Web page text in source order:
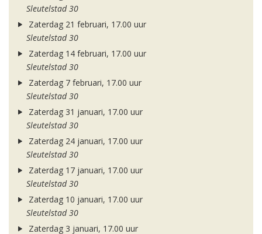
Sleutelstad 30
Zaterdag 21 februari, 17.00 uur
Sleutelstad 30
Zaterdag 14 februari, 17.00 uur
Sleutelstad 30
Zaterdag 7 februari, 17.00 uur
Sleutelstad 30
Zaterdag 31 januari, 17.00 uur
Sleutelstad 30
Zaterdag 24 januari, 17.00 uur
Sleutelstad 30
Zaterdag 17 januari, 17.00 uur
Sleutelstad 30
Zaterdag 10 januari, 17.00 uur
Sleutelstad 30
Zaterdag 3 januari, 17.00 uur